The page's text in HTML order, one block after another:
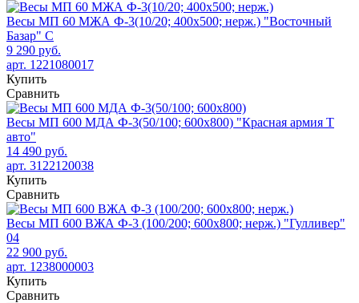
Весы МП 60 МЖА Ф-3(10/20; 400х500; нерж.) "Восточный
Базар" С
9 290 руб.
арт. 1221080017
Купить
Сравнить
Весы МП 600 МДА Ф-3(50/100; 600х800) "Красная армия Т
авто"
14 490 руб.
арт. 3122120038
Купить
Сравнить
Весы МП 600 ВЖА Ф-3 (100/200; 600х800; нерж.) "Гулливер"
04
22 900 руб.
арт. 1238000003
Купить
Сравнить